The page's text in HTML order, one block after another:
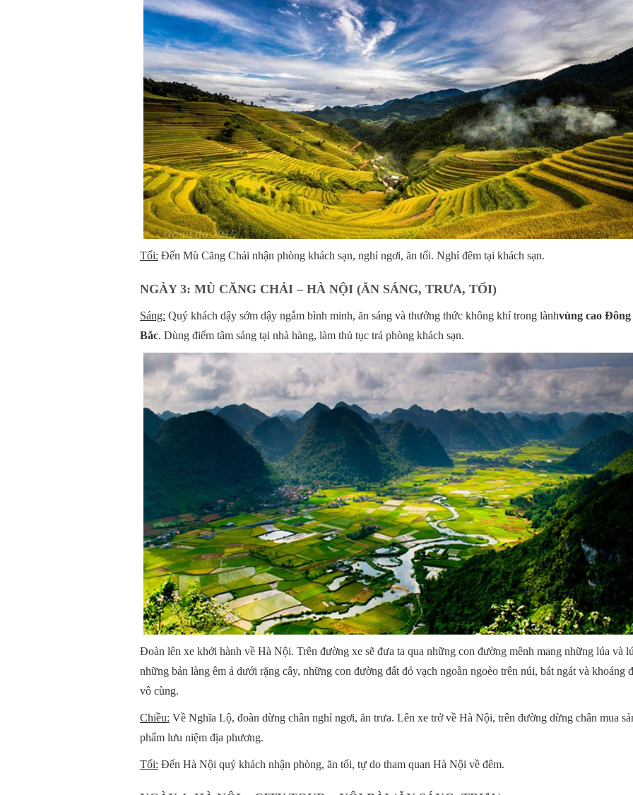
Tối: Đến Mù Căng Chải nhận phòng khách sạn, nghỉ ngơi, ăn tối. Nghỉ đêm tại khách sạn.
NGÀY 3: MÙ CĂNG CHẢI – HÀ NỘI (ĂN SÁNG, TRƯA, TỐI)
Sáng: Quý khách dậy sớm dậy ngắm bình minh, ăn sáng và thưởng thức không khí trong lànhvùng cao Đông
Bắc. Dùng điểm tâm sáng tại nhà hàng, làm thủ tục trả phòng khách sạn.
Đoàn lên xe khởi hành về Hà Nội. Trên đường xe sẽ đưa ta qua những con đường mênh mang những lúa và
những bản làng êm ả dưới rặng cây, những con đường đất đỏ vạch ngoằn ngoèo trên núi, bát ngát và khoáng
vô cùng.
Chiều: Về Nghĩa Lộ, đoàn dừng chân nghỉ ngơi, ăn trưa. Lên xe trở về Hà Nội, trên đường dừng chân mua
phẩm lưu niệm địa phương.
Tối: Đến Hà Nội quý khách nhận phòng, ăn tối, tự do tham quan Hà Nội về đêm.